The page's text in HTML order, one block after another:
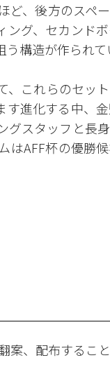
ど、後方のスペ
グ、セカンド
構造が作られて
これらのセッ
進化する中、
スタッフと長
はAFF杯の優勝
、配布すること